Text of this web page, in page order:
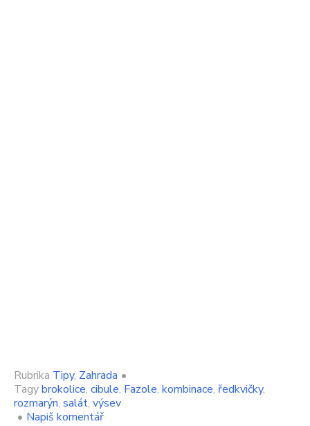
Rubrika Tipy, Zahrada •
Tagybrokolice, cibule, Fazole, kombinace, ředkvičky,
rozmarýn, salát, výsev
• Napiš komentářon